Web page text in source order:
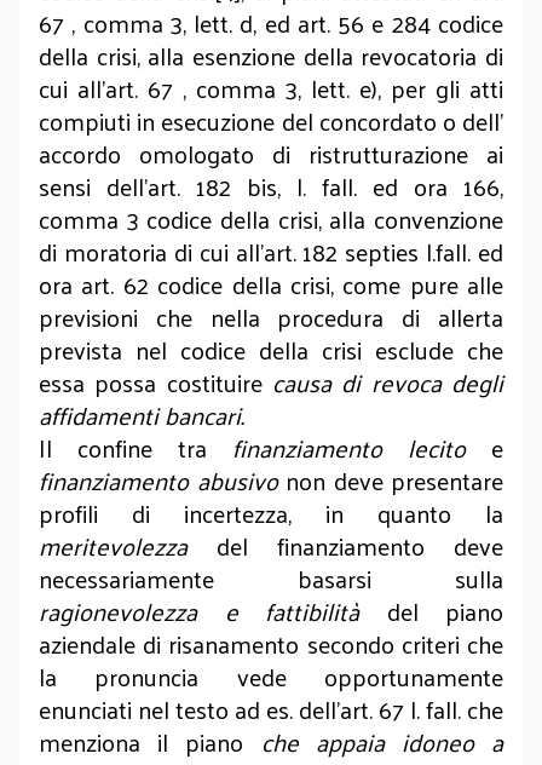
67 , comma 3, lett. d, ed art. 56 e 284 codice
della crisi, alla esenzione della revocatoria di
cui all’art. 67 , comma 3, lett. e), per gli atti
compiuti in esecuzione del concordato o dell’
accordo omologato di ristrutturazione ai
sensi dell’art. 182 bis, l. fall. ed ora 166,
comma 3 codice della crisi, alla convenzione
di moratoria di cui all’art. 182 septies l.fall. ed
ora art. 62 codice della crisi, come pure alle
previsioni che nella procedura di allerta
prevista nel codice della crisi esclude che
essa possa costituire causa di revoca degli
affidamenti bancari.
Il confine tra finanziamento lecitoe
finanziamento abusivonon deve presentare
profili di incertezza, in quanto la
meritevolezza del finanziamento deve
necessariamente basarsi sulla
ragionevolezza e fattibilitàdel piano
aziendale di risanamento secondo criteri che
la pronuncia vede opportunamente
enunciati nel testo ad es. dell’art. 67 l. fall. che
menziona il piano che appaia idoneo a